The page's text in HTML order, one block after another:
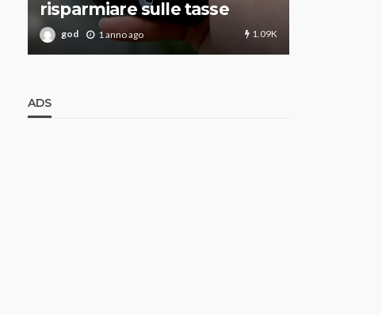
risparmiare sulle tasse
god 1 anno ago 1.09K
ADS